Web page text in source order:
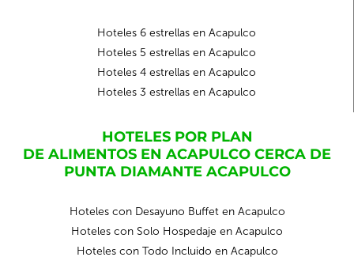
Hoteles 6 estrellas en Acapulco
Hoteles 5 estrellas en Acapulco
Hoteles 4 estrellas en Acapulco
Hoteles 3 estrellas en Acapulco
HOTELES POR PLAN
DE ALIMENTOS EN ACAPULCO CERCA DE
PUNTA DIAMANTE ACAPULCO
Hoteles con Desayuno Buffet en Acapulco
Hoteles con Solo Hospedaje en Acapulco
Hoteles con Todo Incluido en Acapulco